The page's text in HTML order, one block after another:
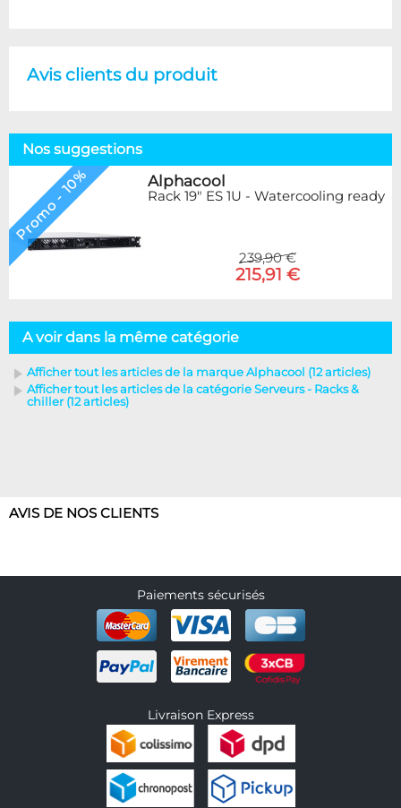
Avis clients du produit
Nos suggestions
Promo - 10% Alphacool
Rack 19" ES 1U - Watercooling ready
239,90 €
215,91 €
A voir dans la même catégorie
Afficher tout les articles de la marque Alphacool (12 articles)
Afficher tout les articles de la catégorie Serveurs - Racks &
chiller (12 articles)
AVIS DE NOS CLIENTS
Paiements sécurisés
Livraison Express